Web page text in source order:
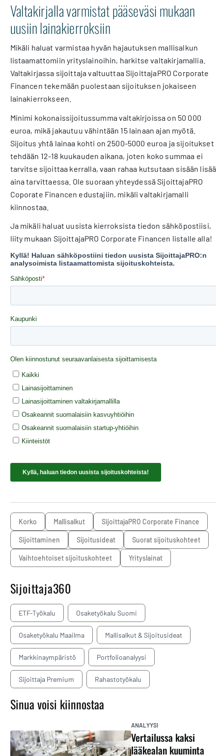
Valtakirjalla varmistat pääseväsi mukaan
uusiin lainakierroksiin
Mikäli haluat varmistaa hyvän hajautuksen mallisalkun
listaamattomiin yrityslainoihin, harkitse valtakirjamallia.
Valtakirjassa sijoittaja valtuuttaa SijoittajaPRO Corporate
Financen tekemään puolestaan sijoituksen jokaiseen
lainakierrokseen.
Minimi kokonaissijoitussumma valtakirjoissa on 50 000
euroa, mikä jakautuu vähintään 15 lainaan ajan myötä.
Sijoitus yhtä lainaa kohti on 2500-5000 euroa ja sijoitukset
tehdään 12-18 kuukauden aikana, joten koko summaa ei
tarvitse sijoittaa kerralla, vaan rahaa kutsutaan sisään lisää
aina tarvittaessa. Ole suoraan yhteydessä SijoittajaPRO
Coporate Financen edustajiin, mikäli valtakirjamalli
kiinnostaa.
Ja mikäli haluat uusista kierroksista tiedon sähköpostiisi,
liity mukaan SijoittajaPRO Corporate Financen listalle alla!
korko mallisalkut SijoittajaPRO Corporate Finance
sijoittaminen sijoitusideat suorat sijoituskohteet
vaihtoehtoiset sijoituskohteet yrityslainat
Sijoittaja360
ETF-Työkalu Osaketyökalu Suomi
Osaketyökalu Maailma Mallisalkut & Sijoitusideat
Markkinaympäristö Portfolioanalyysi
Sijoittaja Premium Rahastotyökalu
Sinua voisi kiinnostaa
ANALYYSI
Vertailussa kaksi
lääkealan kuuminta